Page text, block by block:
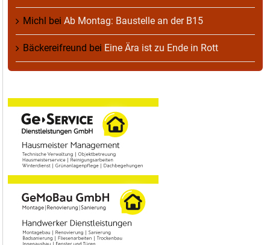
Michl bei Ab Montag: Baustelle an der B15
Bäckereifreund bei Eine Ära ist zu Ende in Rott